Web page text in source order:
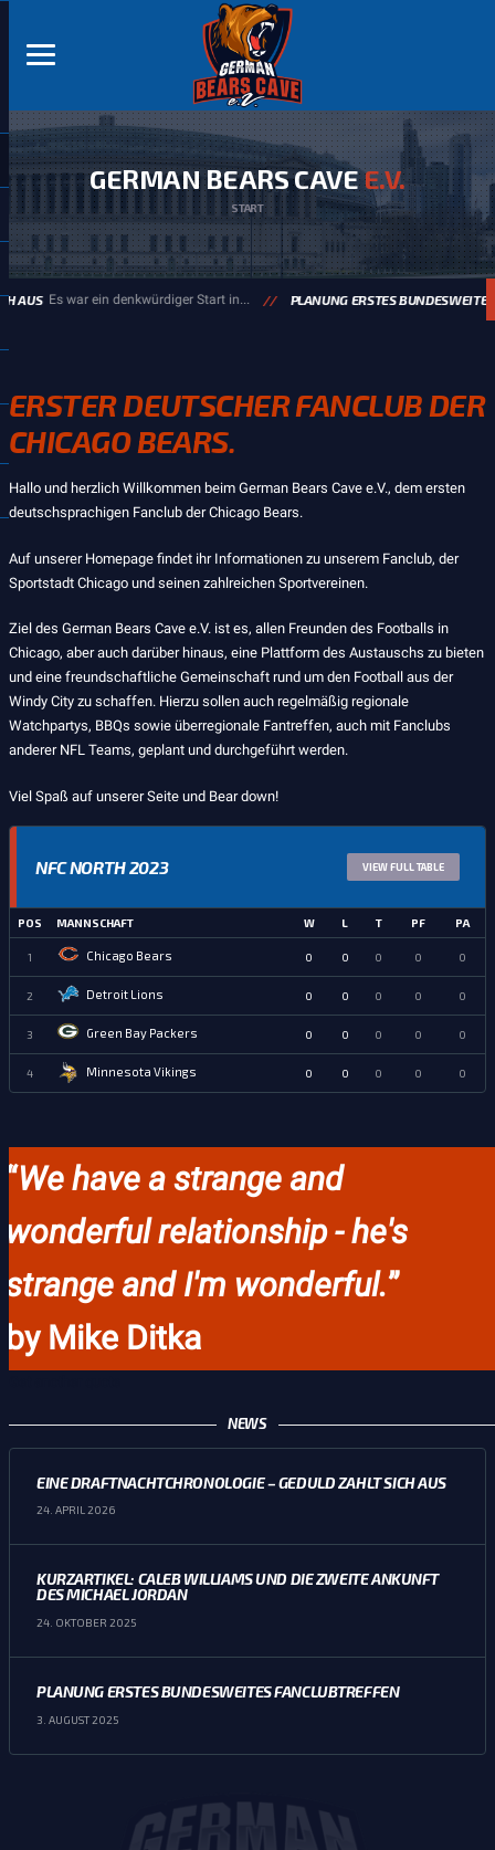
GERMAN BEARS CAVEE.V.
START
Es war ein denkwürdiger Start in... PLANUNG ERSTES BUNDESWEITES
ERSTER DEUTSCHER FANCLUB DER
CHICAGO BEARS.
Hallo und herzlich Willkommen beim German Bears Cave e.V., dem ersten
deutschsprachigen Fanclub der Chicago Bears.
Auf unserer Homepage findet ihr Informationen zu unserem Fanclub, der
Sportstadt Chicago und seinen zahlreichen Sportvereinen.
Ziel des German Bears Cave e.V. ist es, allen Freunden des Footballs in
Chicago, aber auch darüber hinaus, eine Plattform des Austauschs zu bieten
und eine freundschaftliche Gemeinschaft rund um den Football aus der
Windy City zu schaffen. Hierzu sollen auch regelmäßig regionale
Watchpartys, BBQs sowie überregionale Fantreffen, auch mit Fanclubs
anderer NFL Teams, geplant und durchgeführt werden.
Viel Spaß auf unserer Seite und Bear down!
NFC NORTH 2023 VIEW FULL TABLE
POS MANNSCHAFT W L T PF PA
1 Chicago Bears 0 0 0 0 0
2 Detroit Lions 0 0 0 0 0
3 Green Bay Packers 0 0 0 0 0
4 Minnesota Vikings 0 0 0 0 0
“We have a strange and
wonderful relationship - he's
strange and I'm wonderful.”
by Mike Ditka
NEWS
EINE DRAFTNACHTCHRONOLOGIE – GEDULD ZAHLT SICH AUS
24. APRIL 2026
KURZARTIKEL: CALEB WILLIAMS UND DIE ZWEITE ANKUNFT
DES MICHAEL JORDAN
24. OKTOBER 2025
PLANUNG ERSTES BUNDESWEITES FANCLUBTREFFEN
3. AUGUST 2025